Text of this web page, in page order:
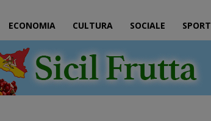
ECONOMIA CULTURA SOCIALE SPORT